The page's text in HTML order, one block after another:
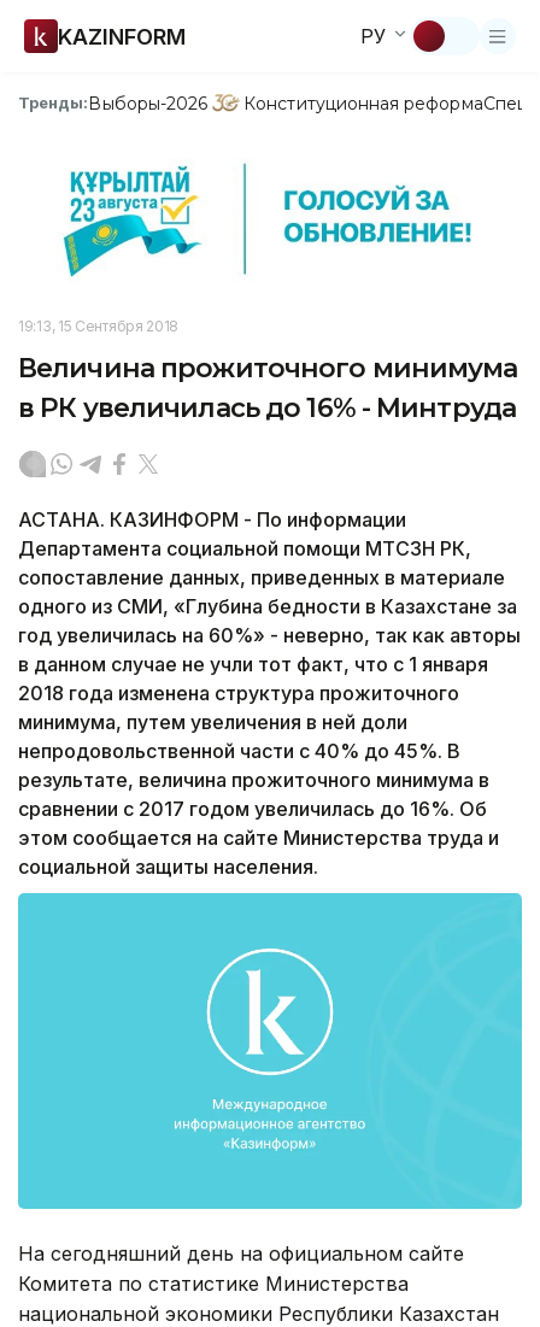
KAZINFORM РУ
Тренды:Выборы-2026 Конституционная реформа
19:13, 15 Сентября 2018
Величина прожиточного минимума
в РК увеличилась до 16% - Минтруда
АСТАНА. КАЗИНФОРМ - По информации
Департамента социальной помощи МТСЗН РК,
сопоставление данных, приведенных в материале
одного из СМИ, «Глубина бедности в Казахстане за
год увеличилась на 60%» - неверно, так как авторы
в данном случае не учли тот факт, что с 1 января
2018 года изменена структура прожиточного
минимума, путем увеличения в ней доли
непродовольственной части с 40% до 45%. В
результате, величина прожиточного минимума в
сравнении с 2017 годом увеличилась до 16%. Об
этом сообщается на сайте Министерства труда и
социальной защиты населения.
На сегодняшний день на официальном сайте
Комитета по статистике Министерства
национальной экономики Республики Казахстан